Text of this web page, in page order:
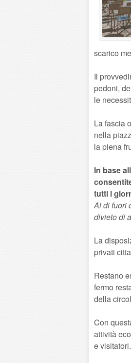
scarico
Il
pedoni,
le
La fascia
nella
la piena
In base
tutti i
Al di fuori
divieto di
La
privati
Restano
fermo
della
Con
attività
e visitatori.